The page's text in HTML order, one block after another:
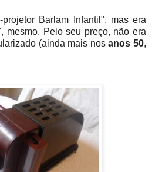
Barlam Infantil", mas era
mesmo. Pelo seu preço, não era
(ainda mais nosanos 50,